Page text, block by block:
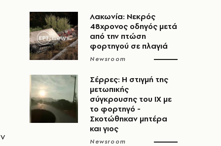
Λακωνία: Νεκρός
48χρονος οδηγός μετά
από την πτώση
φορτηγού σε πλαγιά
Newsroom
Σέρρες: Η στιγμή της
μετωπικής
σύγκρουσης του ΙΧ με
το φορτηγό -
Σκοτώθηκαν μητέρα
και γιος
Newsroom